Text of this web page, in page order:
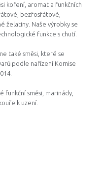
koření, aromat a funkčních
bezfosfátové,
želatiny. Naše výrobky se
funkce s chutí.
také směsi, které se
podle nařízení Komise
funkční směsi, marinády,
k uzení.